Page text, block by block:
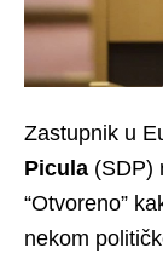
Zastupnik u
Picula (SDP)
“Otvoreno”
nekom